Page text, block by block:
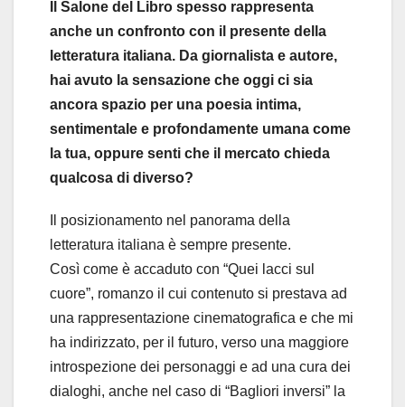
Il Salone del Libro spesso rappresenta
anche un confronto con il presente della
letteratura italiana. Da giornalista e autore,
hai avuto la sensazione che oggi ci sia
ancora spazio per una poesia intima,
sentimentale e profondamente umana come
la tua, oppure senti che il mercato chieda
qualcosa di diverso?
Il posizionamento nel panorama della
letteratura italiana è sempre presente.
Così come è accaduto con “Quei lacci sul
cuore”, romanzo il cui contenuto si prestava ad
una rappresentazione cinematografica e che mi
ha indirizzato, per il futuro, verso una maggiore
introspezione dei personaggi e ad una cura dei
dialoghi, anche nel caso di “Bagliori inversi” la